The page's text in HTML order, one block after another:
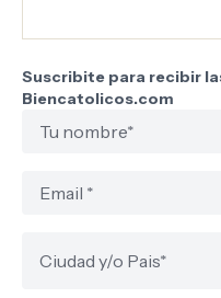
Suscribite para recibir
Biencatolicos.com